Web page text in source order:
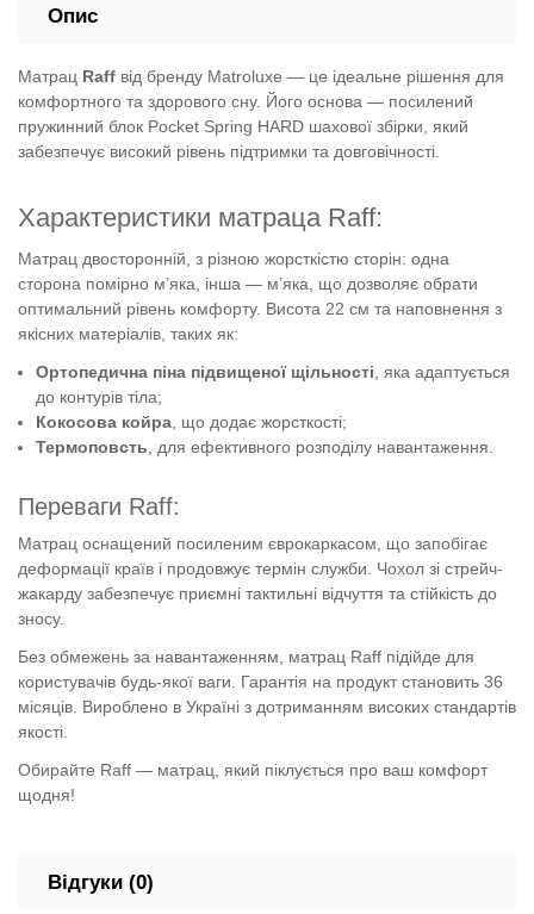
Опис
Матрац Raff від бренду Matroluxe — це ідеальне рішення для
комфортного та здорового сну. Його основа — посилений
пружинний блок Pocket Spring HARD шахової збірки, який
забезпечує високий рівень підтримки та довговічності.
Характеристики матраца Raff:
Матрац двосторонній, з різною жорсткістю сторін: одна
сторона помірно м’яка, інша — м’яка, що дозволяє обрати
оптимальний рівень комфорту. Висота 22 см та наповнення з
якісних матеріалів, таких як:
Ортопедична піна підвищеної щільності , яка адаптується
до контурів тіла;
Кокосова койра , що додає жорсткості;
Термоповсть , для ефективного розподілу навантаження.
Переваги Raff:
Матрац оснащений посиленим єврокаркасом, що запобігає
деформації країв і продовжує термін служби. Чохол зі стрейч-
жакарду забезпечує приємні тактильні відчуття та стійкість до
зносу.
Без обмежень за навантаженням, матрац Raff підійде для
користувачів будь-якої ваги. Гарантія на продукт становить 36
місяців. Вироблено в Україні з дотриманням високих стандартів
якості.
Обирайте Raff — матрац, який піклується про ваш комфорт
щодня!
Відгуки (0)